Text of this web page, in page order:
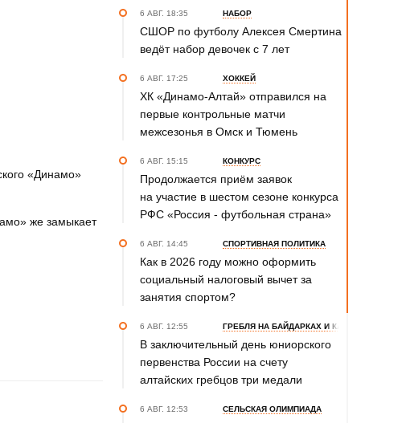
«Динамо»
же замыкает
6 АВГ. 18:35 НАБОР
СШОР по футболу Алексея Смертина
ведёт набор девочек с 7 лет
6 АВГ. 17:25 ХОККЕЙ
ХК «Динамо-Алтай» отправился на
первые контрольные матчи
межсезонья в Омск и Тюмень
6 АВГ. 15:15 КОНКУРС
Продолжается приём заявок
на участие в шестом сезоне конкурса
РФС «Россия - футбольная страна»
6 АВГ. 14:45 СПОРТИВНАЯ ПОЛИТИКА
Как в 2026 году можно оформить
социальный налоговый вычет за
занятия спортом?
6 АВГ. 12:55 ГРЕБЛЯ НА БАЙДАРКАХ И КАНОЭ
В заключительный день юниорского
первенства России на счету
алтайских гребцов три медали
6 АВГ. 12:53 СЕЛЬСКАЯ ОЛИМПИАДА